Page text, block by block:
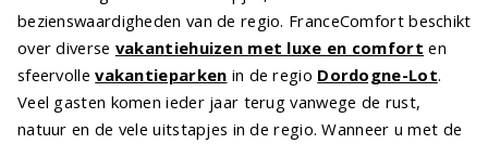
bezienswaardigheden van de regio. FranceComfort beschikt
over diverse vakantiehuizen met luxe en comfort en
sfeervollevakantieparken in de regio Dordogne-Lot.
Veel gasten komen ieder jaar terug vanwege de rust,
natuur en de vele uitstapjes in de regio. Wanneer u met de